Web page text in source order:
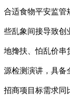
合适食物平安监管
些乱象间接导致创
地搀扶、怕乱价串
源检测演讲，具备
招商项目标需求同